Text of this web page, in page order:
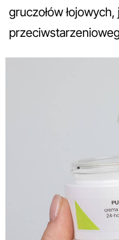
gruczołów łojowych,